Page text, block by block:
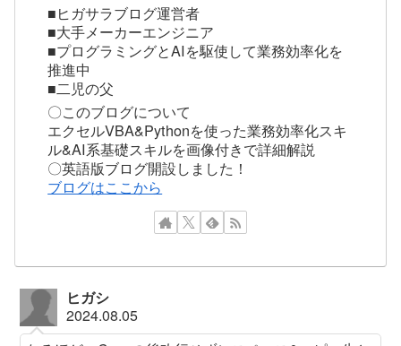
■ヒガサラブログ運営者
■大手メーカーエンジニア
■プログラミングとAIを駆使して業務効率化を
推進中
■二児の父
〇このブログについて
エクセルVBA&Pythonを使った業務効率化スキ
ル&AI系基礎スキルを画像付きで詳細解説
〇英語版ブログ開設しました！
ブログはここから
ヒガシ
2024.08.05